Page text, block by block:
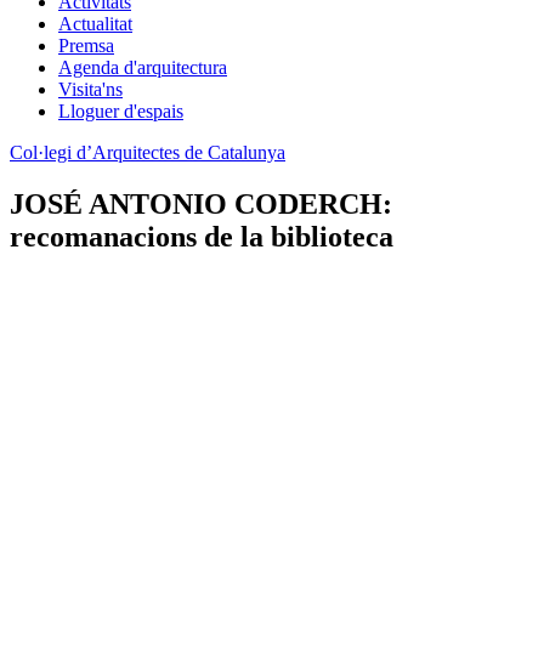
Actualitat
Premsa
Agenda d'arquitectura
Visita'ns
Lloguer d'espais
Col·legi d’Arquitectes de Catalunya
JOSÉ ANTONIO CODERCH:
recomanacions de la biblioteca